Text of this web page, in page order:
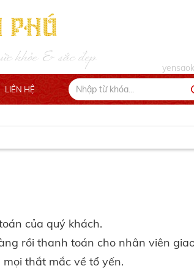
Phú
khỏe & sắc đẹp
LIÊN HỆ
của quý khách.
rồi thanh toán cho nhân viên
thắt mắc về tổ yến.